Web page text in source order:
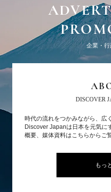
企業・
DISCOVER
時代の流れをつかみながら、広
Discover Japanは日本を元気に
概要、媒体資料はこちらからご
もっ